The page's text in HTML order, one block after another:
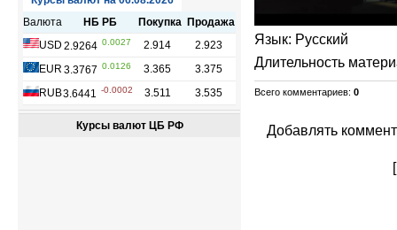
Курсы валют ЦБ РФ
Язык: Русский
Длительность
Всего комментариев: 0
Добавлять